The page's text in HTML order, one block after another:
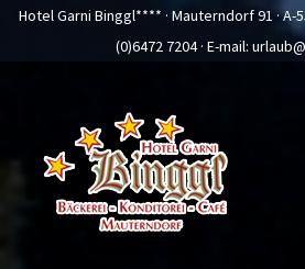
Hotel Garni Binggl**** · Mauterndorf 91 · A-
(0)6472 7204· E-mail: